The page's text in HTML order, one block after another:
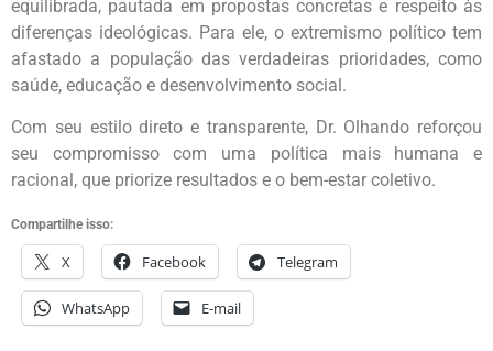
equilibrada, pautada em propostas concretas e respeito às
diferenças ideológicas. Para ele, o extremismo político tem
afastado a população das verdadeiras prioridades, como
saúde, educação e desenvolvimento social.
Com seu estilo direto e transparente, Dr. Olhando reforçou
seu compromisso com uma política mais humana e
racional, que priorize resultados e o bem-estar coletivo.
Compartilhe isso:
X Facebook Telegram
WhatsApp E-mail